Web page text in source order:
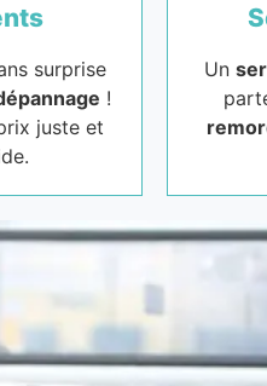
surprise
!
juste et
Un